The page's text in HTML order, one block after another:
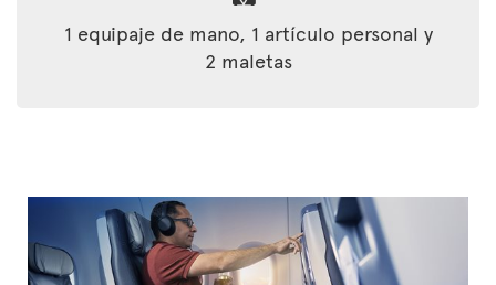
1 equipaje de mano, 1 artículo personal y
2 maletas